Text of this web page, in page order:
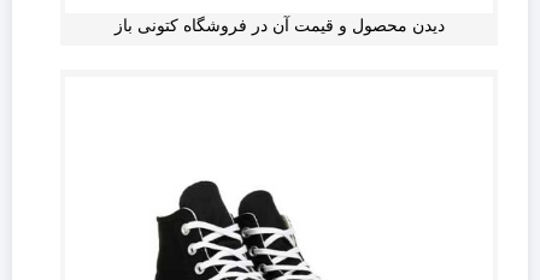
دیدن محصول و قیمت آن در فروشگاه کتونی باز